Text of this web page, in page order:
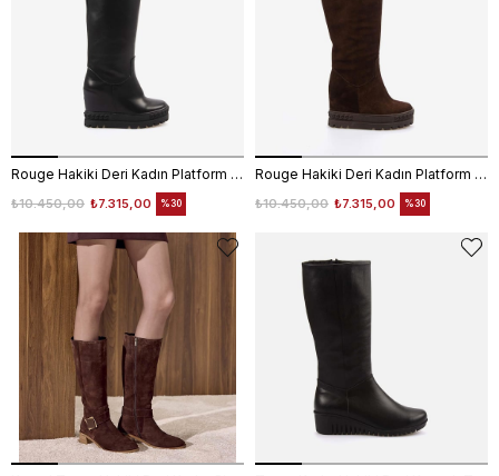
Rouge Hakiki Deri Kadın Platform Topuk Çizme 44211
₺7.315,00
₺10.450,00 %30
Rouge Hakiki Deri Kadın Platform Topuk Çizme 44211
₺7.315,00
₺10.450,00 %30